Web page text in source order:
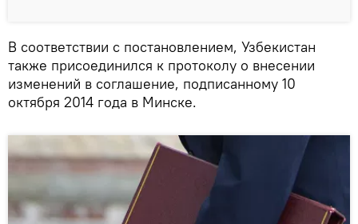
В соответствии с постановлением, Узбекистан
также присоединился к протоколу о внесении
изменений в соглашение, подписанному 10
октября 2014 года в Минске.